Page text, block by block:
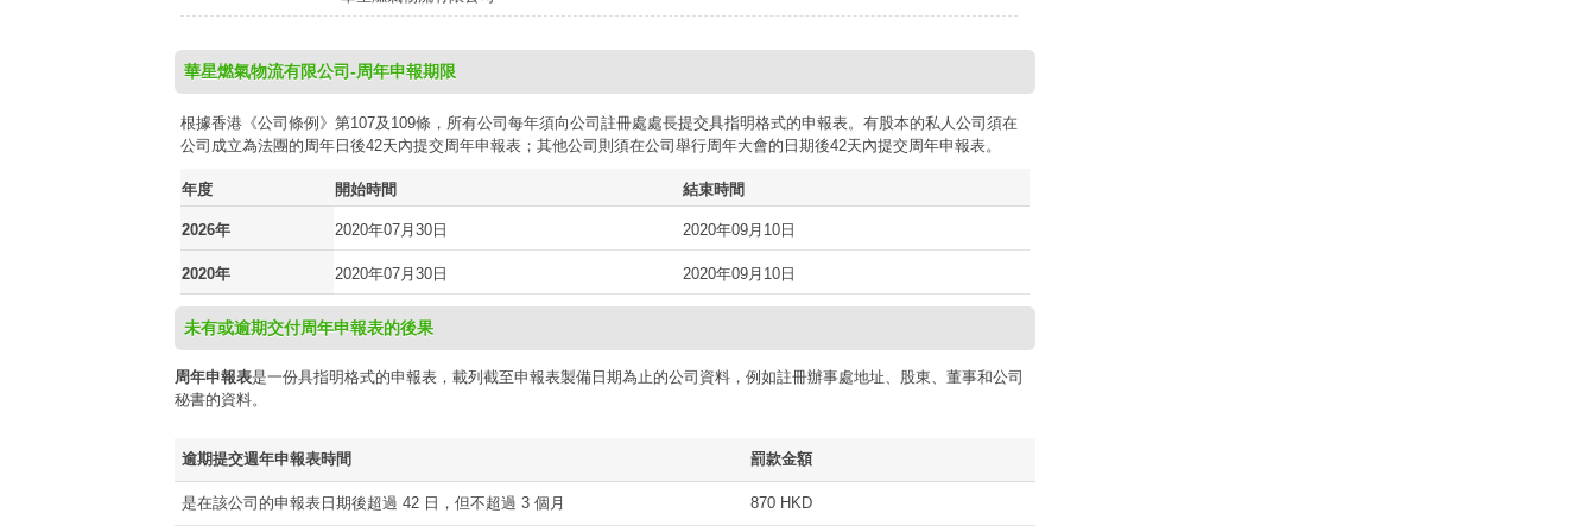
華星燃氣物流有限公司-周年申報期限
根據香港《公司條例》第107及109條，所有公司每年須向公司註冊處處長提交具指明格式的申報表。有股本的私人公司須在
公司成立為法團的周年日後42天內提交周年申報表；其他公司則須在公司舉行周年大會的日期後42天內提交周年申報表。
年度 開始時間 結束時間
2026年 2020年07月30日 2020年09月10日
2020年 2020年07月30日 2020年09月10日
未有或逾期交付周年申報表的後果
周年申報表是一份具指明格式的申報表，載列截至申報表製備日期為止的公司資料，例如註冊辦事處地址、股東、董事和公司
秘書的資料。
逾期提交週年申報表時間 罰款金額
是在該公司的申報表日期後超過 42 日，但不超過 3 個月 870 HKD